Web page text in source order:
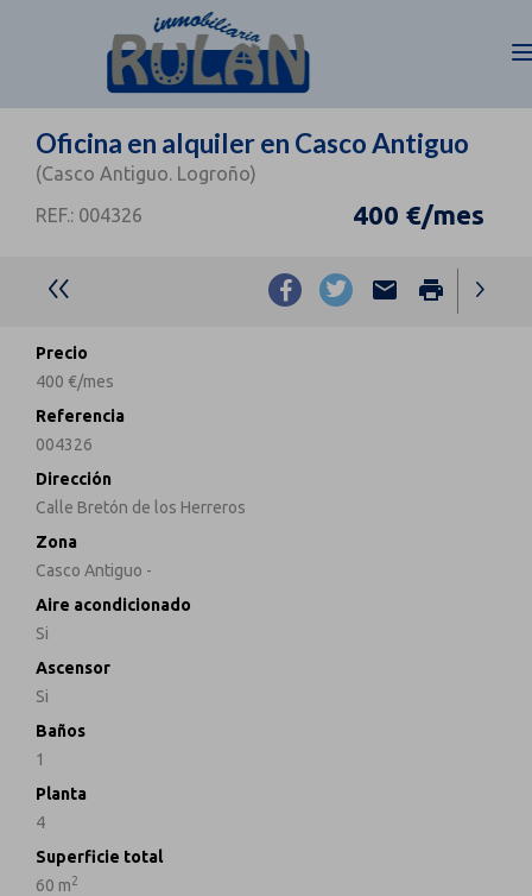
Oficina en alquiler en Casco Antiguo
(Casco Antiguo. Logroño)
REF.: 004326
400 €/mes
email print
Precio
400 €/mes
Referencia
004326
Dirección
Calle Bretón de los Herreros
Zona
Casco Antiguo -
Aire acondicionado
Si
Ascensor
Si
Baños
1
Planta
4
Superficie total
60 m2